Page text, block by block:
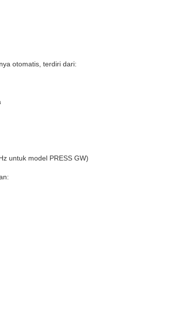
otomatis, terdiri dari:
untuk model PRESS GW)